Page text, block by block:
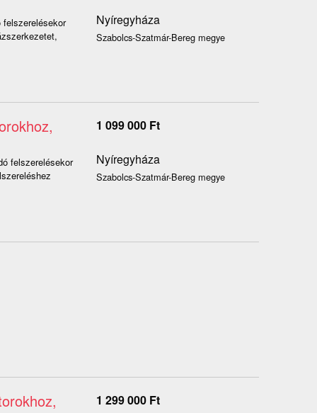
Nyíregyháza
Szabolcs-Szatmár-Bereg megye
felszerelésekor
1 099 000 Ft
Nyíregyháza
Szabolcs-Szatmár-Bereg megye
1 299 000 Ft